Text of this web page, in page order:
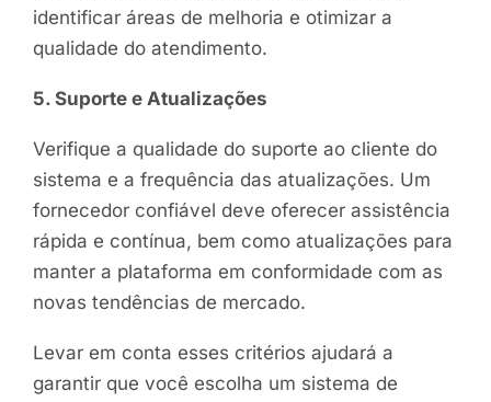
identificar áreas de melhoria e otimizar a
qualidade do atendimento.
5. Suporte e Atualizações
Verifique a qualidade do suporte ao cliente do
sistema e a frequência das atualizações. Um
fornecedor confiável deve oferecer assistência
rápida e contínua, bem como atualizações para
manter a plataforma em conformidade com as
novas tendências de mercado.
Levar em conta esses critérios ajudará a
garantir que você escolha um sistema de